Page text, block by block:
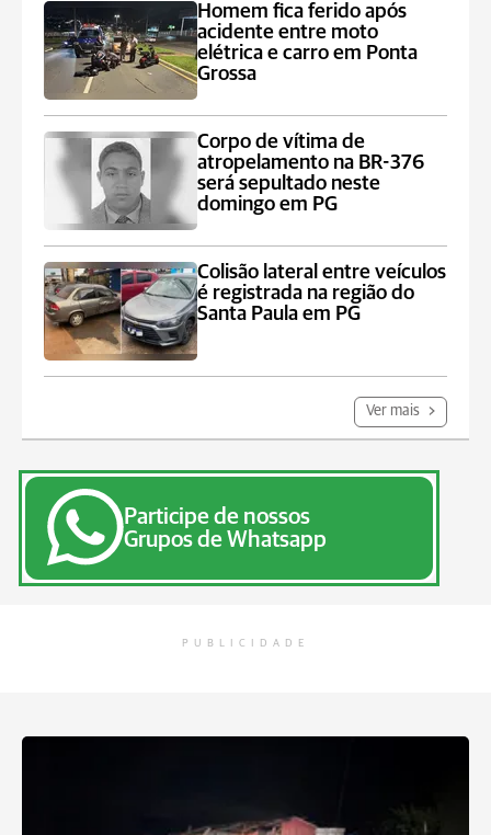
Homem fica ferido após
acidente entre moto
elétrica e carro em Ponta
Grossa
Corpo de vítima de
atropelamento na BR-376
será sepultado neste
domingo em PG
Colisão lateral entre veículos
é registrada na região do
Santa Paula em PG
Ver mais
Participe de nossos
Grupos de Whatsapp
PUBLICIDADE